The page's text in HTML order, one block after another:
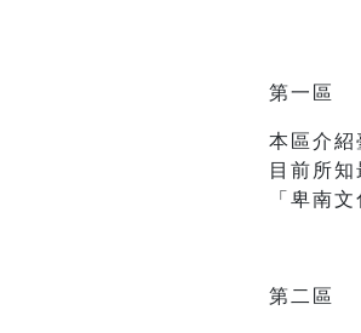
第一區
本區介
目前所
「卑南
第二區